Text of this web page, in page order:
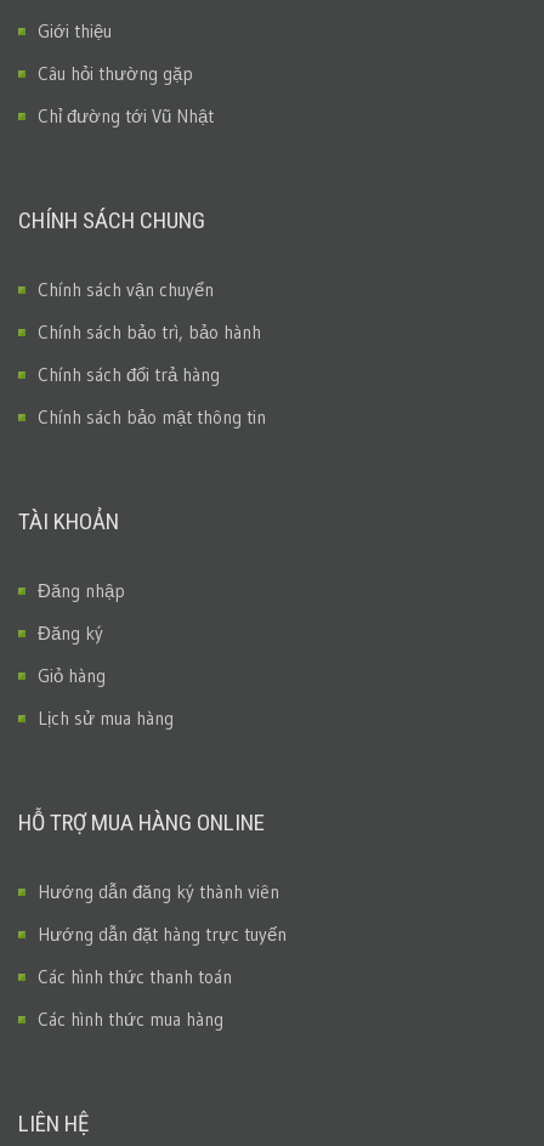
Giới thiệu
Câu hỏi thường gặp
Chỉ đường tới Vũ Nhật
CHÍNH SÁCH CHUNG
Chính sách vận chuyển
Chính sách bảo trì, bảo hành
Chính sách đổi trả hàng
Chính sách bảo mật thông tin
TÀI KHOẢN
Đăng nhập
Đăng ký
Giỏ hàng
Lịch sử mua hàng
HỖ TRỢ MUA HÀNG ONLINE
Hướng dẫn đăng ký thành viên
Hướng dẫn đặt hàng trực tuyến
Các hình thức thanh toán
Các hình thức mua hàng
LIÊN HỆ